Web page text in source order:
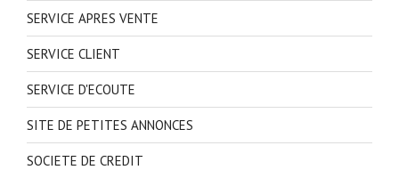
SERVICE APRES VENTE
SERVICE CLIENT
SERVICE D'ECOUTE
SITE DE PETITES ANNONCES
SOCIETE DE CREDIT